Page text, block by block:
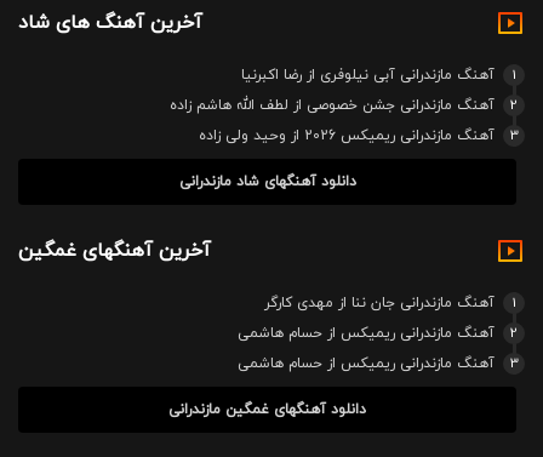
آخرین آهنگ های شاد
1
آهنگ مازندرانی آبی نیلوفری از رضا اکبرنیا
2
آهنگ مازندرانی جشن خصوصی از لطف الله هاشم زاده
3
آهنگ مازندرانی ریمیکس 2026 از وحید ولی زاده
دانلود آهنگهای شاد مازندرانی
آخرین آهنگهای غمگین
1
آهنگ مازندرانی جان ننا از مهدی کارگر
2
آهنگ مازندرانی ریمیکس از حسام هاشمی
3
آهنگ مازندرانی ریمیکس از حسام هاشمی
دانلود آهنگهای غمگین مازندرانی